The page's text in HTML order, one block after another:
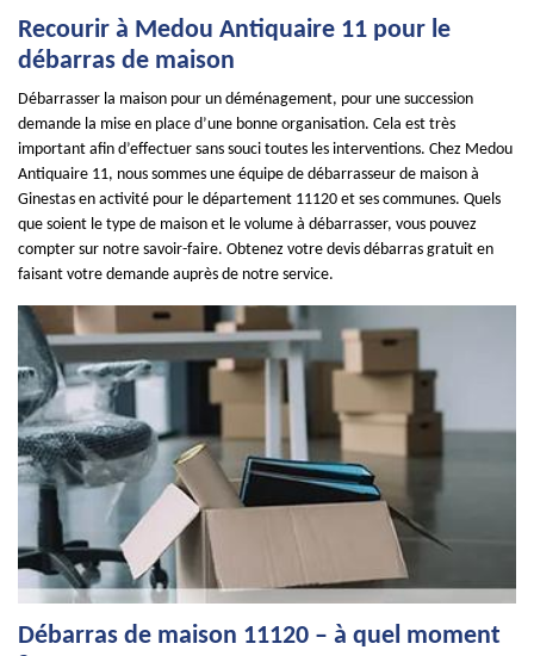
Recourir à Medou Antiquaire 11 pour le
débarras de maison
Débarrasser la maison pour un déménagement, pour une succession
demande la mise en place d’une bonne organisation. Cela est très
important afin d’effectuer sans souci toutes les interventions. Chez Medou
Antiquaire 11, nous sommes une équipe de débarrasseur de maison à
Ginestas en activité pour le département 11120 et ses communes. Quels
que soient le type de maison et le volume à débarrasser, vous pouvez
compter sur notre savoir-faire. Obtenez votre devis débarras gratuit en
faisant votre demande auprès de notre service.
Débarras de maison 11120 – à quel moment